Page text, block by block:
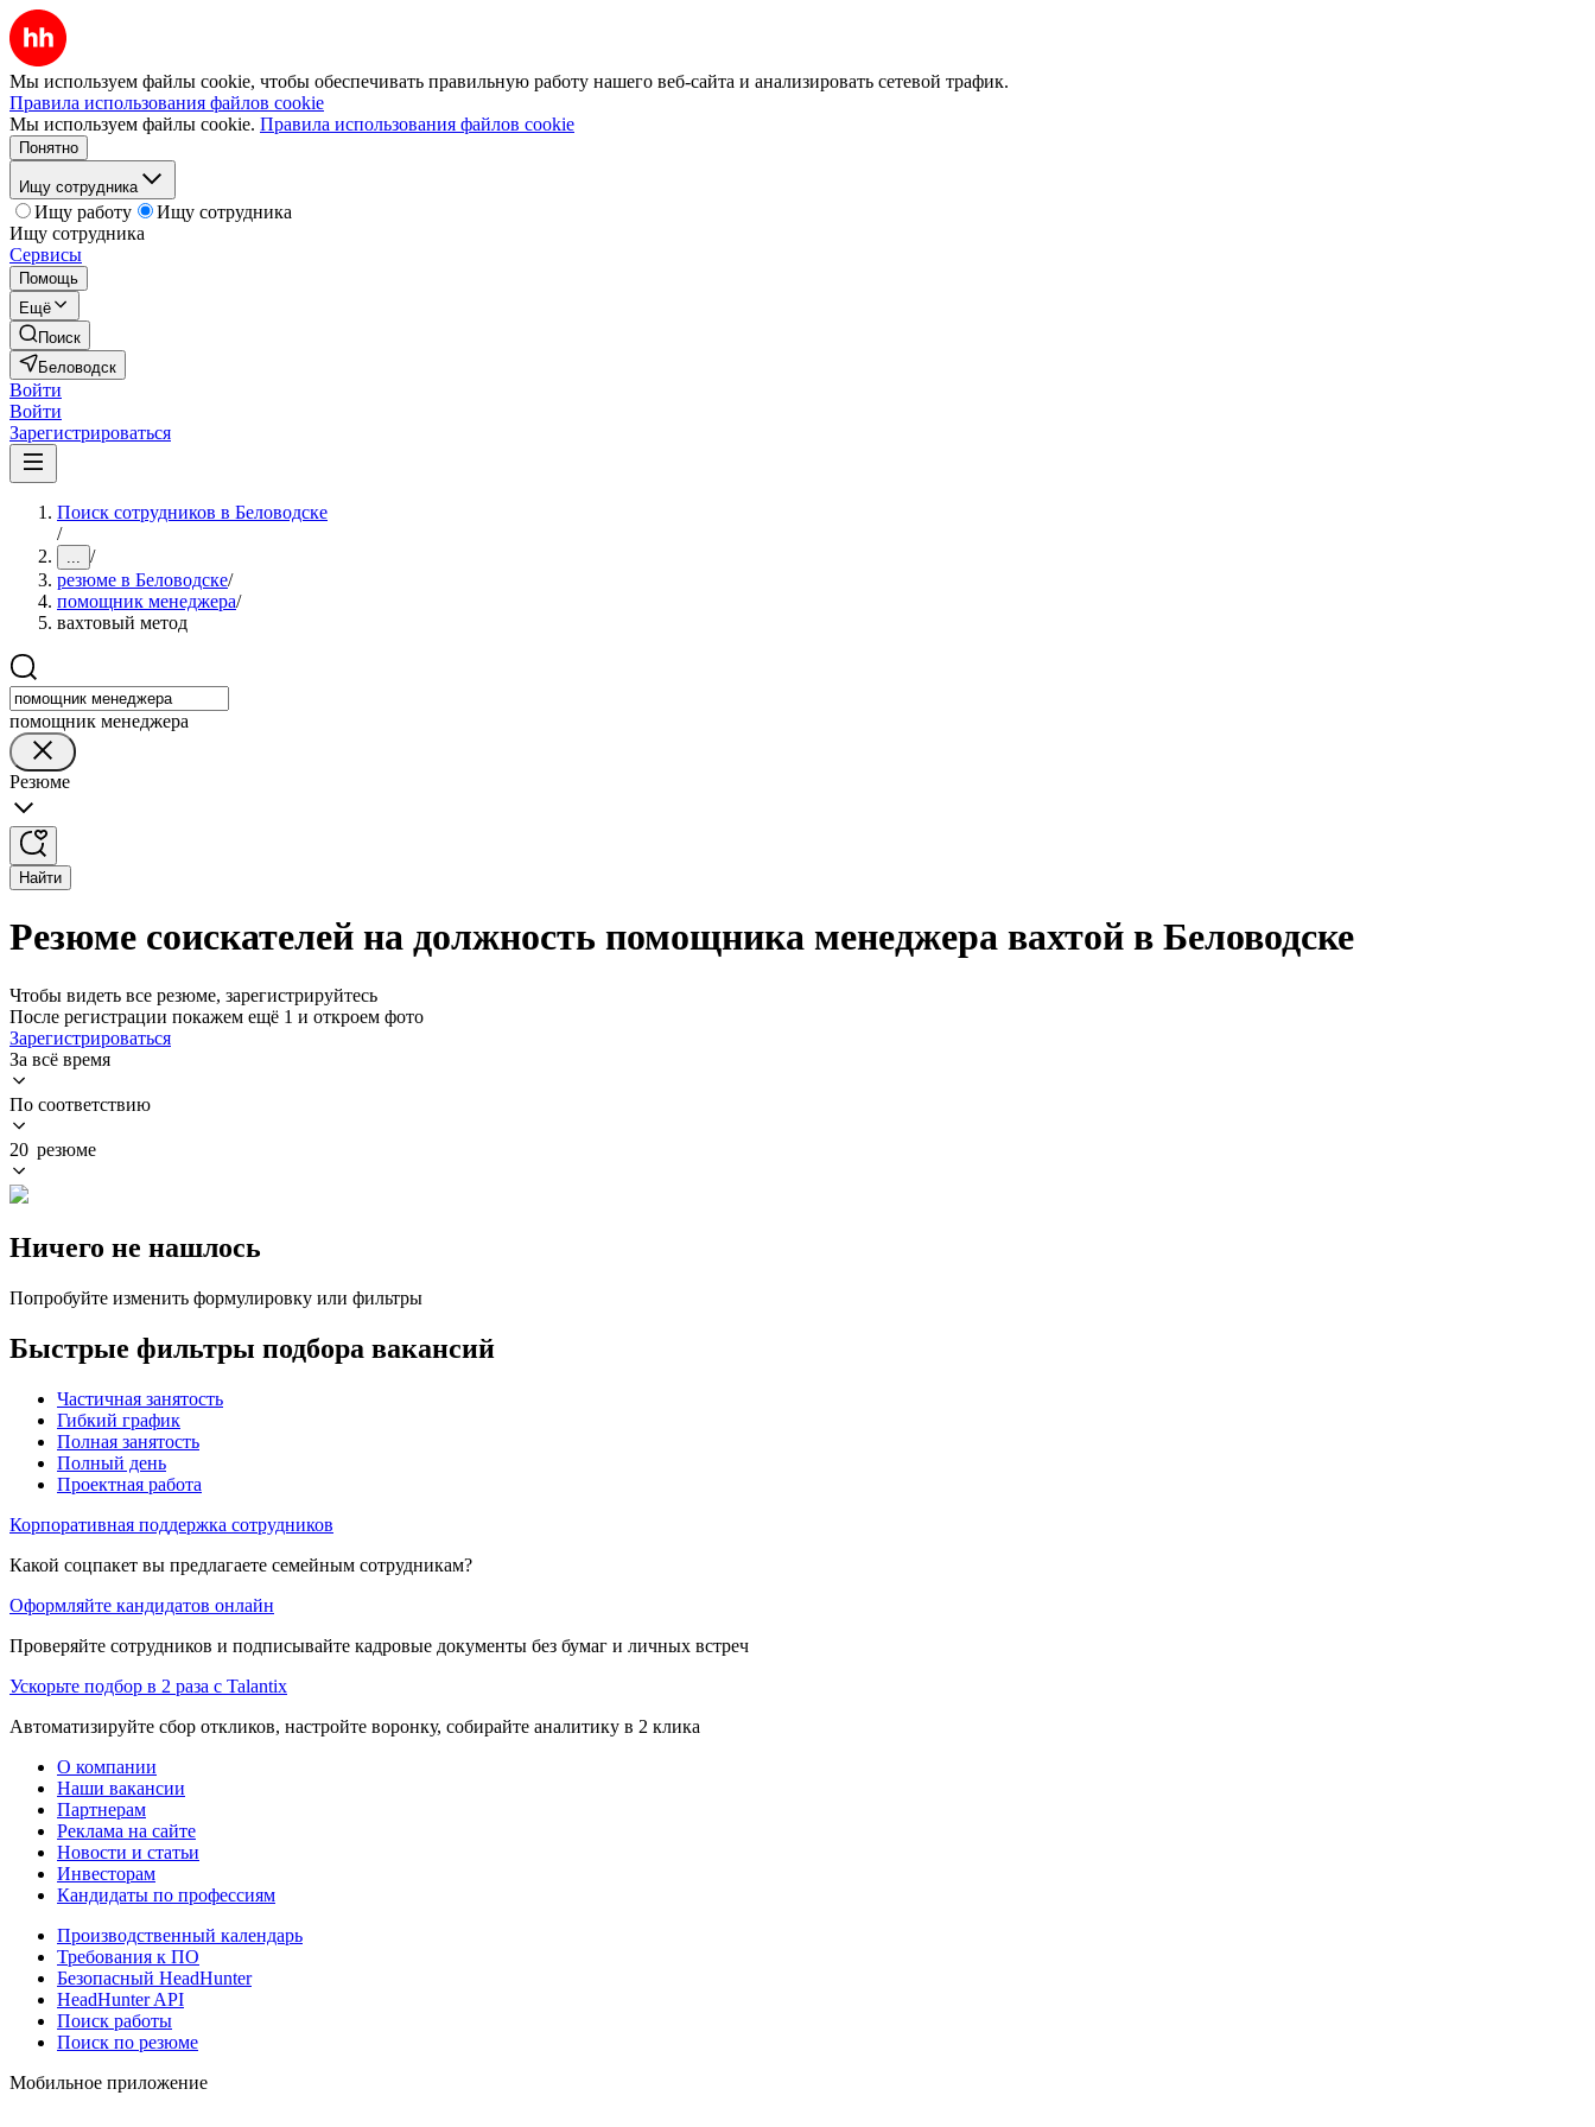
Мы используем файлы cookie, чтобы обеспечивать правильную работу нашего веб-сайта и анализировать сетевой трафик.
Правила использования файлов cookie
Мы используем файлы cookie. Правила использования файлов cookie
Понятно
Ищу сотрудника
Ищу работу
Ищу сотрудника
Ищу сотрудника
Сервисы
Помощь
Ещё
Поиск
Беловодск
Войти
Войти
Зарегистрироваться
Поиск сотрудников в Беловодске
/
... /
резюме в Беловодске/
помощник менеджера/
вахтовый метод
помощник менеджера
Резюме
Найти
Резюме соискателей на должность помощника менеджера вахтой в Беловодске
Чтобы видеть все резюме, зарегистрируйтесь
После регистрации покажем ещё 1 и откроем фото
Зарегистрироваться
За всё время
По соответствию
20 резюме
Ничего не нашлось
Попробуйте изменить формулировку или фильтры
Быстрые фильтры подбора вакансий
Частичная занятость
Гибкий график
Полная занятость
Полный день
Проектная работа
Корпоративная поддержка сотрудников
Какой соцпакет вы предлагаете семейным сотрудникам?
Оформляйте кандидатов онлайн
Проверяйте сотрудников и подписывайте кадровые документы без бумаг и личных встреч
Ускорьте подбор в 2 раза с Talantix
Автоматизируйте сбор откликов, настройте воронку, собирайте аналитику в 2 клика
О компании
Наши вакансии
Партнерам
Реклама на сайте
Новости и статьи
Инвесторам
Кандидаты по профессиям
Производственный календарь
Требования к ПО
Безопасный HeadHunter
HeadHunter API
Поиск работы
Поиск по резюме
Мобильное приложение